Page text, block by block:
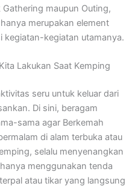
maupun Outing,
merupakan element
kegiatan-kegiatan utamanya.
Lakukan Saat Kemping
seru untuk keluar dari
Di sini, beragam
sama agar Berkemah
di alam terbuka atau
selalu menyenangkan
menggunakan tenda
atau tikar yang langsung